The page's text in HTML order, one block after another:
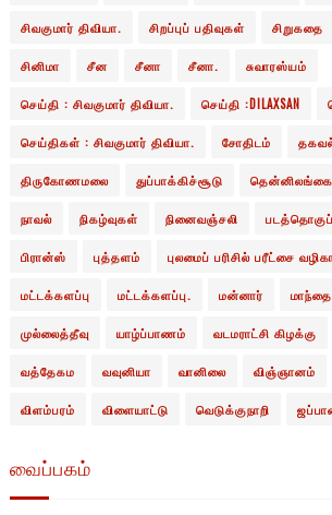
சிவகுமார் திவியா. சிறப்புப் பதிவுகள் சிறுகதை
சினிமா சீன சீனா சீனா. சுவாரஸ்யம்
செய்தி : சிவகுமார் திவியா. செய்தி :DILAXSAN
செய்திகள் : சிவகுமார் திவியா. சோதிடம்
திருகோணமலை துப்பாக்கிச்சூடு தென்னிலங்கை
நாவல் நிகழ்வுகள் நினைவஞ்சலி
பிரான்ஸ் புத்தளம் புலமைப் பரிசில் பரீட்சை
மட்டக்களப்பு மட்டக்களப்பு. மன்னார் மாந்தை
முல்லைத்தீவு யாழ்ப்பாணம் வடமராட்சி கிழக்கு
வத்தேகம வவுனியா வானிலை விஞ்ஞானம்
விளம்பரம் விளையாட்டு வெடுக்குநாறி
வைப்பகம்